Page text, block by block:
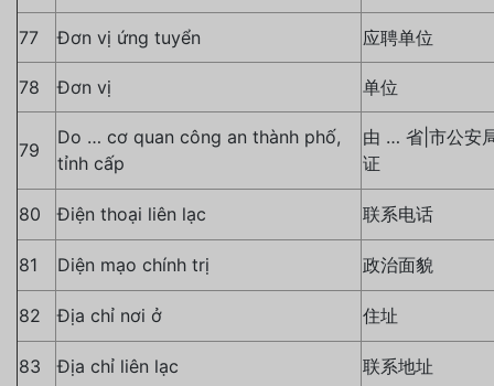
77 Đơn vị ứng tuyển 应聘单位
78 Đơn vị 单位
79
Do … cơ quan công an thành phố,
tỉnh cấp
由 … 省|市公安
证
80 Điện thoại liên lạc 联系电话
81 Diện mạo chính trị 政治面貌
82 Địa chỉ nơi ở 住址
83 Địa chỉ liên lạc 联系地址